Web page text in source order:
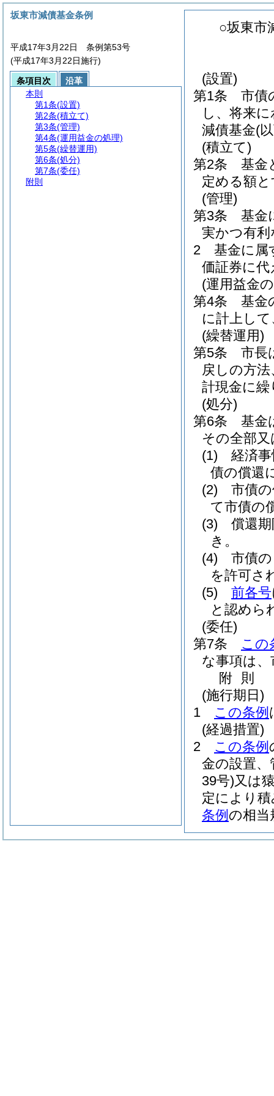
○坂東市
(設置)
第1条
市債
し、将来
減債基金(
(積立て)
第2条
基金
定める額
(管理)
第3条
基金
実かつ有
2
基金に属
価証券に
(運用益金
第4条
基金
に計上し
(繰替運用)
第5条
市長
戻しの方
計現金に
(処分)
第6条
基金
その全部
(1)
経済
債の償還
(2)
市債
て市債の
(3)
償還
き。
(4)
市債
を許可さ
(5)
前各号
と認めら
(委任)
第7条
この
な事項は
附 則
(施行期日)
1
この条例
(経過措置)
2
この条例
金の設置
39号)又は
定により
条例 の相当
坂東市減債基金条例
平成17年3月22日 条例第53号
(平成17年3月22日施行)
条項目次
沿革
本則
第1条(設置)
第2条(積立て)
第3条(管理)
第4条(運用益金の処理)
第5条(繰替運用)
第6条(処分)
第7条(委任)
附則